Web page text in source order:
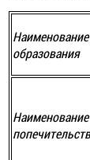
образования